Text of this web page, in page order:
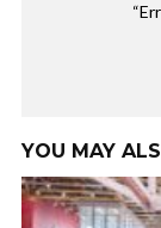
YOU MAY